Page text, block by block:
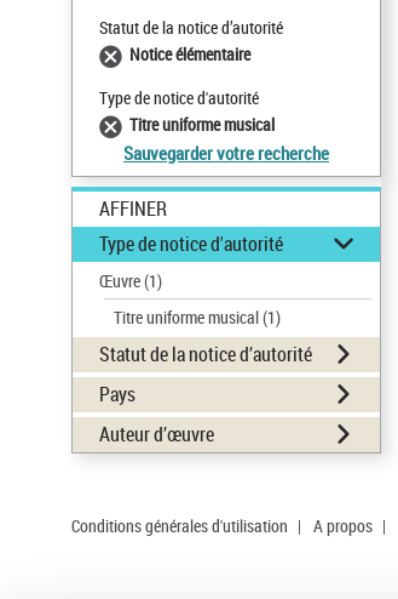
Statut de la notice d’autorité
Notice élémentaire
Type de notice d'autorité
Titre uniforme musical
Sauvegarder votre recherche
AFFINER
Type de notice d'autorité
Œuvre(1)
Titre uniforme musical(1)
Statut de la notice d’autorité
Pays
Auteur d’œuvre
Conditions générales d'utilisation | A propos |